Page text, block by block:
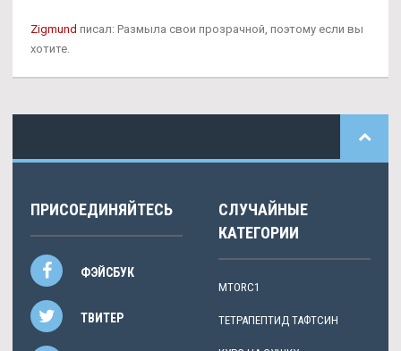
Zigmund писал: Размыла свои прозрачной, поэтому если вы
хотите.
ПРИСОЕДИНЯЙТЕСЬ
ФЭЙСБУК
ТВИТЕР
СЛУЧАЙНЫЕ
КАТЕГОРИИ
MTORC1
ТЕТРАПЕПТИД ТАФТСИН